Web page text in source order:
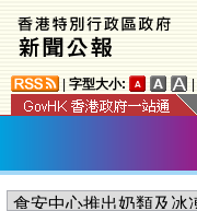
字型大小: